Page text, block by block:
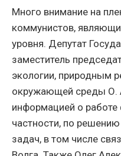
Много внимание на
коммунистов,
уровня. Депутат
заместитель
экологии, природным
окружающей среды О.
информацией о
частности, по
задач, в том числе